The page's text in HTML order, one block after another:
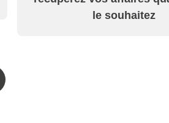
le souhaitez